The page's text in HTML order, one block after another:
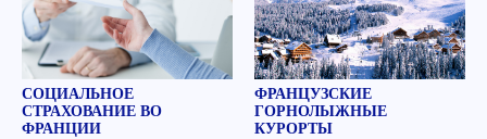
СОЦИАЛЬНОЕ
СТРАХОВАНИЕ ВО
ФРАНЦИИ
ФРАНЦУЗСКИЕ
ГОРНОЛЫЖНЫЕ
КУРОРТЫ